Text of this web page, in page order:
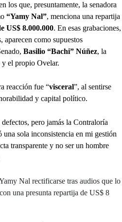
los que, presuntamente, la senadora
“Yamy Nal”, menciona una repartija
US$ 8.000.000. En esas grabaciones,
aparecen como supuestos
Basilio “Bachi” Núñez, la
y el propio Ovelar.
reacción fue “visceral”, al sentirse
y capital político.
pero jamás la Contraloría
sola inconsistencia en mi gestión
transparente y no ser un hombre
Nal rectificarse tras audios que lo
una presunta repartija de US$ 8